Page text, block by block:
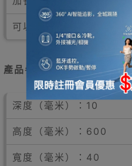
可以使用於大多數鞋子
產品參數
深度（毫米）：10
高度（毫米）：600
寬度（毫米）：40